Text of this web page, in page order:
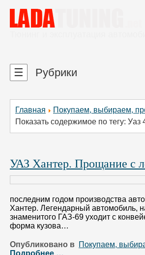
Главная
Покупаем, выбираем,
Показать содержимое по тегу: Уаз
УАЗ Хантер. Прощание с
последним годом производства
Хантер. Легендарный автомобиль,
знаменитого ГАЗ-69 уходит с
форма кузова…
Опубликовано в Покупаем,
☰ Рубрики